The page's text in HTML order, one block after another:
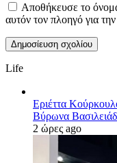
Αποθήκευσε το
αυτόν τον πλοηγό για
Life
Εριέττα
Βύρωνα
2 ώρες ago